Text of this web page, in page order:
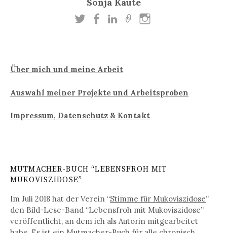
Über mich und meine Arbeit
Auswahl meiner Projekte und Arbeitsproben
Impressum, Datenschutz & Kontakt
MUTMACHER-BUCH “LEBENSFROH MIT
MUKOVISZIDOSE”
Im Juli 2018 hat der Verein “Stimme für Mukoviszidose”
den Bild-Lese-Band “Lebensfroh mit Mukoviszidose”
veröffentlicht, an dem ich als Autorin mitgearbeitet